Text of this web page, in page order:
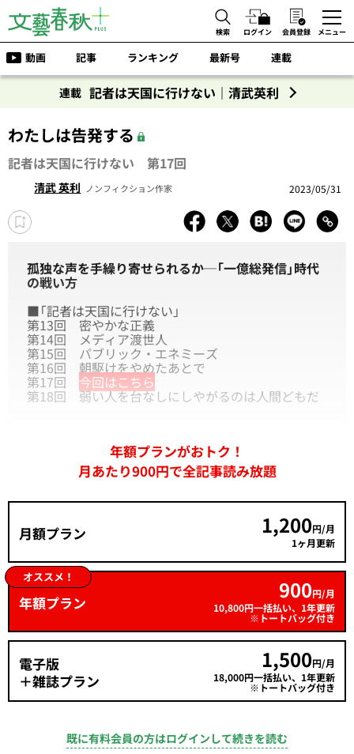
検索 ログイン 会員登録 メニュー
動画 記事 ランキング 最新号 連載
連載 記者は天国に行けない｜清武英利
わたしは告発する
記者は天国に行けない 第17回
清武 英利 ノンフィクション作家 2023/05/31
孤独な声を手繰り寄せられるか─「一億総発信」時代
の戦い方
■「記者は天国に行けない」
第13回 密やかな正義
第14回 メディア渡世人
第15回 パブリック・エネミーズ
第16回 朝駆けをやめたあとで
第17回 今回はこちら
第18回 弱い人を台なしにしやがるのは人間どもだ
年額プランがおトク！
月あたり900円で全記事読み放題
月額プラン 1,200円/月
1ヶ月更新
オススメ！
年額プラン 900円/月
10,800円一括払い、1年更新
※トートバッグ付き
電子版
＋雑誌プラン
1,500円/月
18,000円一括払い、1年更新
※トートバッグ付き
既に有料会員の方はログインして続きを読む